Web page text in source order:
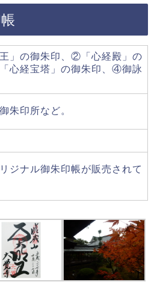
」の御朱印、②「心経殿」の
心経宝塔」の御朱印、④御詠
朱印所など。
ジナル御朱印帳が販売されて